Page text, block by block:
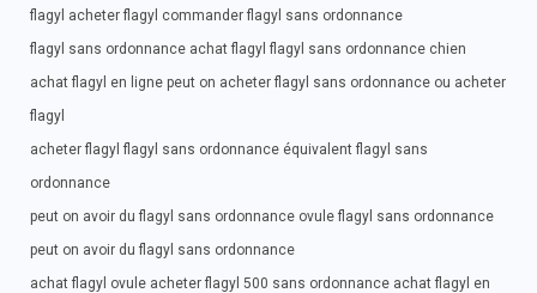
flagyl acheter flagyl commander flagyl sans ordonnance
flagyl sans ordonnance achat flagyl flagyl sans ordonnance chien
achat flagyl en ligne peut on acheter flagyl sans ordonnance ou acheter
flagyl
acheter flagyl flagyl sans ordonnance équivalent flagyl sans
ordonnance
peut on avoir du flagyl sans ordonnance ovule flagyl sans ordonnance
peut on avoir du flagyl sans ordonnance
achat flagyl ovule acheter flagyl 500 sans ordonnance achat flagyl en